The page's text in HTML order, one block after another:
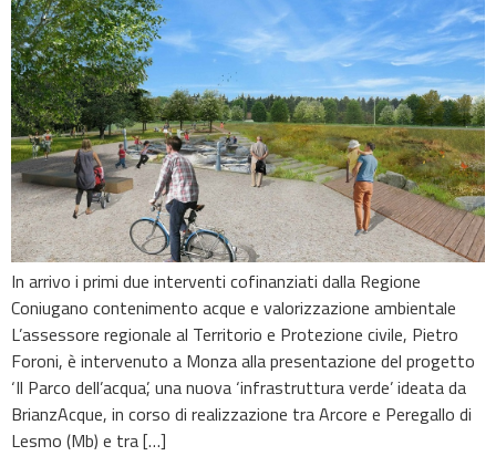
In arrivo i primi due interventi cofinanziati dalla Regione
Coniugano contenimento acque e valorizzazione ambientale
L’assessore regionale al Territorio e Protezione civile, Pietro
Foroni, è intervenuto a Monza alla presentazione del progetto
‘Il Parco dell’acqua’, una nuova ‘infrastruttura verde’ ideata da
BrianzAcque, in corso di realizzazione tra Arcore e Peregallo di
Lesmo (Mb) e tra […]